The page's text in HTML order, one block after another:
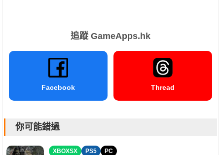
追蹤 GameApps.hk
Facebook Thread
你可能錯過
XBOXSX PS5 PC